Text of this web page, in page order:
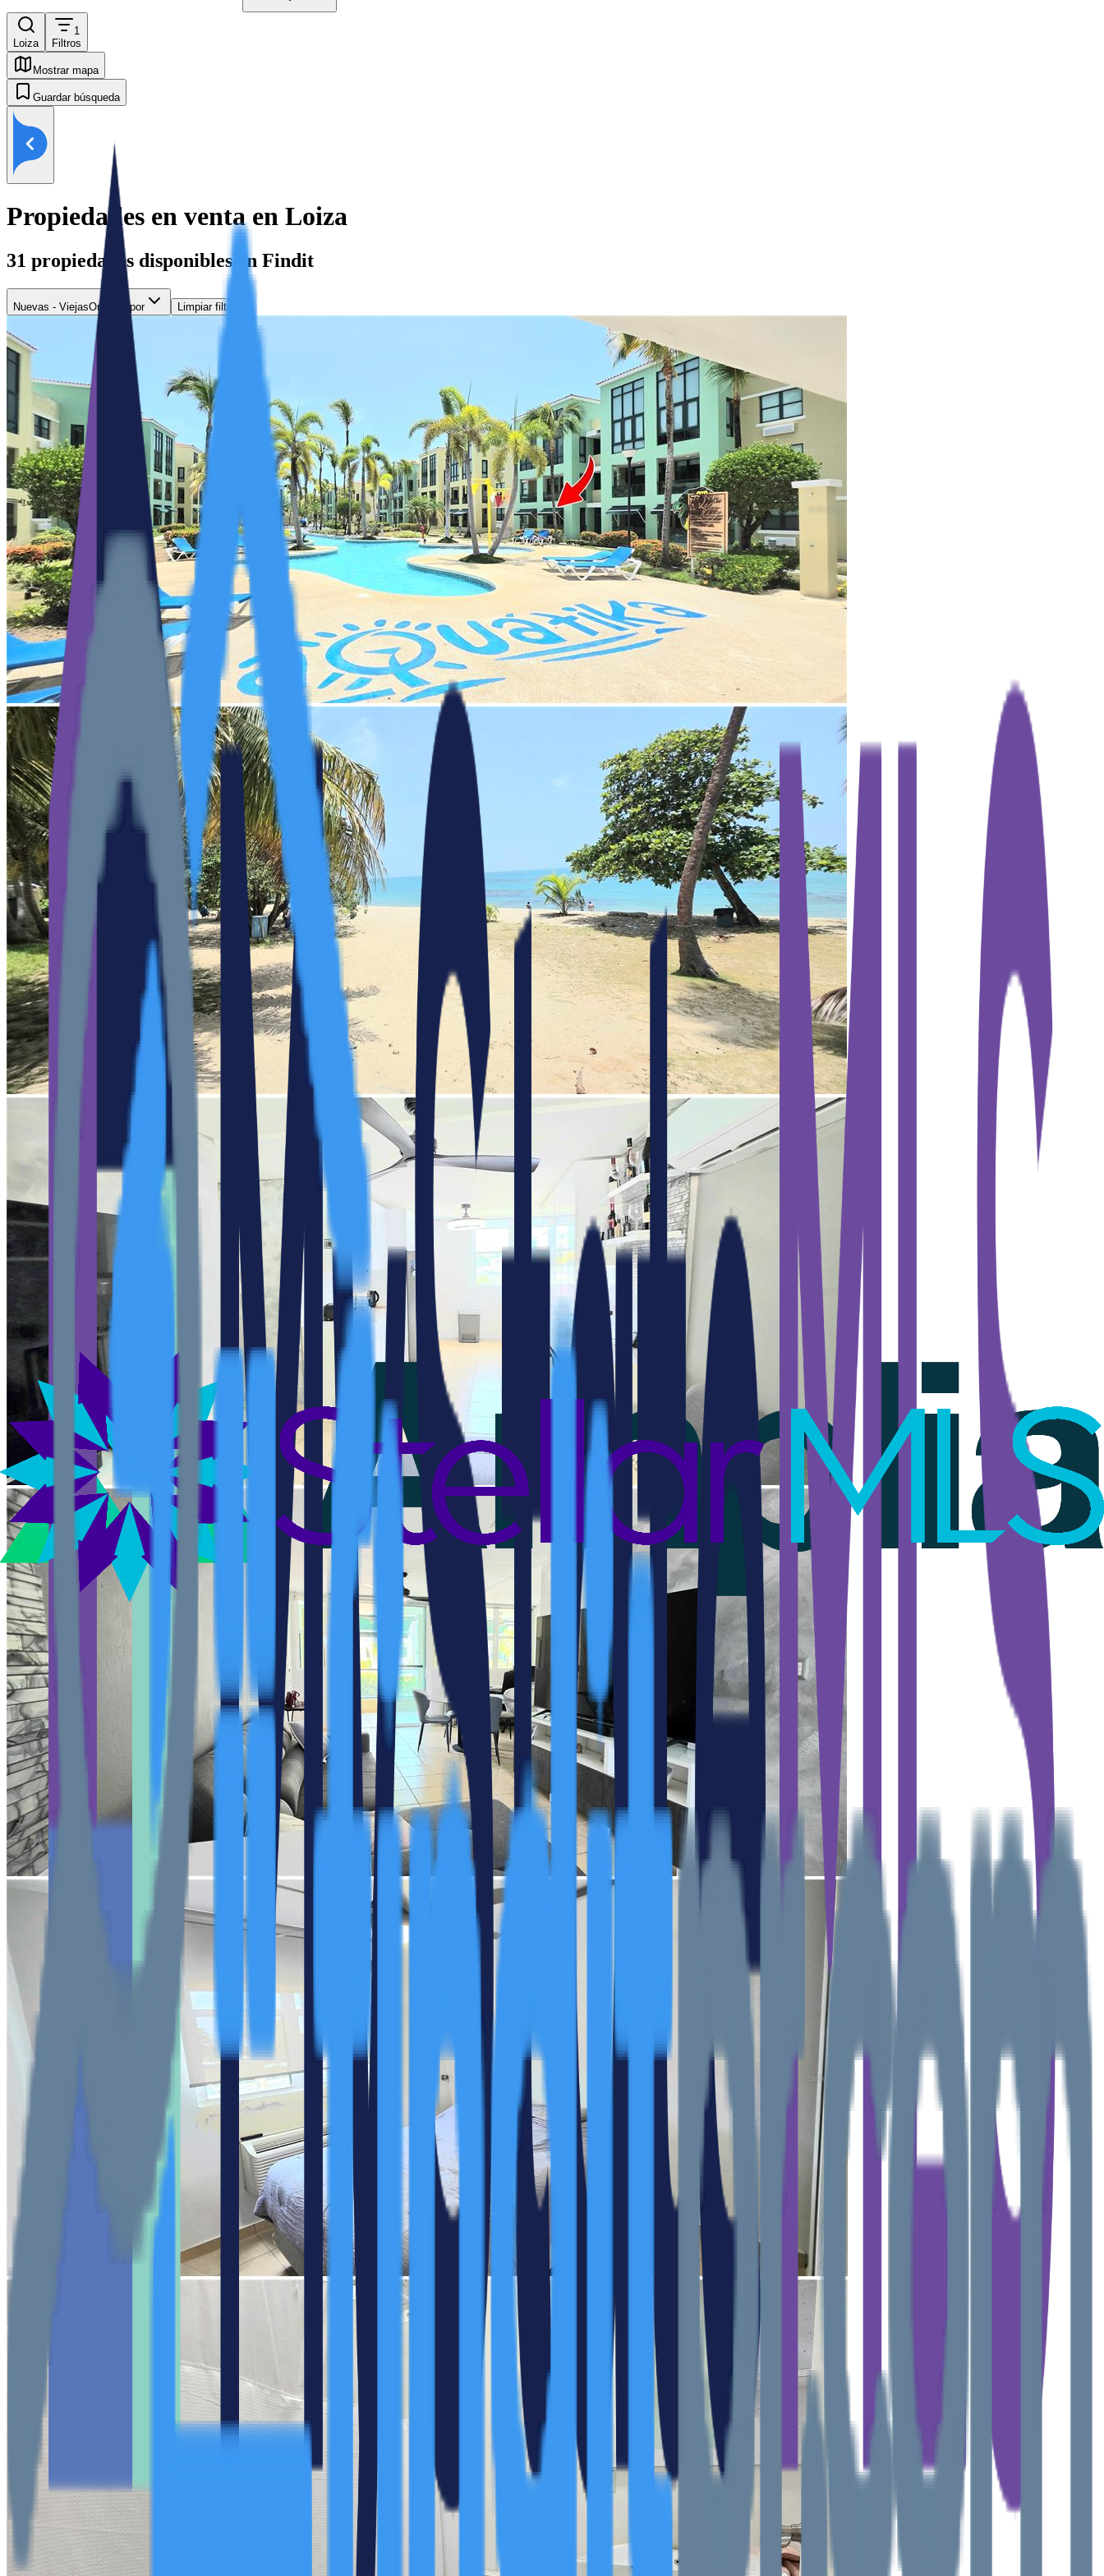
Loiza
1
Filtros
Mostrar mapa
Guardar búsqueda
Propiedades en venta en Loiza
31 propiedades disponibles en Findit
Nuevas - ViejasOrdenar por Limpiar filtros